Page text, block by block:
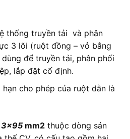
thống truyền tải và phân
3 lõi (ruột đồng – vỏ bằng
để truyền tải, phân phối
lắp đặt cố định.
cho phép của ruột dẫn là
3×95 mm2 thuộc dòng sản